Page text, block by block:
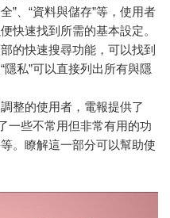
”、“資料與儲存”等，使用者
快速找到所需的基本設定。
的快速搜尋功能，可以找到
私”可以直接列出所有與隱
整的使用者，電報提供了
一些不常用但非常有用的功
。瞭解這一部分可以幫助使